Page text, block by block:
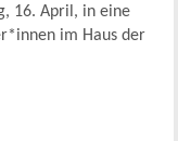
16. April, in eine
im Haus der